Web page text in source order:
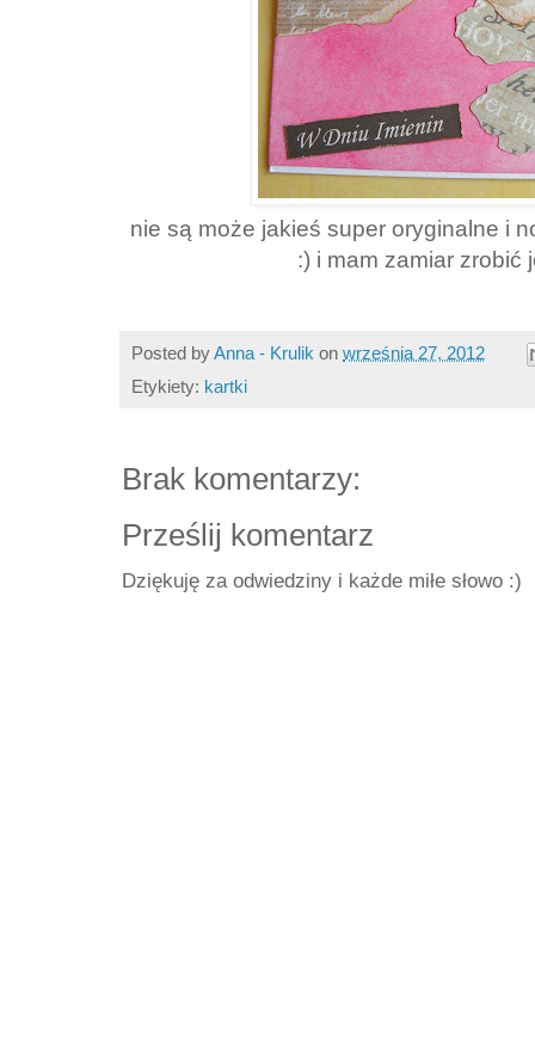
nie są może jakieś super oryginalne i
:) i mam zamiar zrobić
Posted byAnna - Krulik on września 27, 2012
Etykiety: kartki
Brak komentarzy:
Prześlij komentarz
Dziękuję za odwiedziny i każde miłe słowo :)